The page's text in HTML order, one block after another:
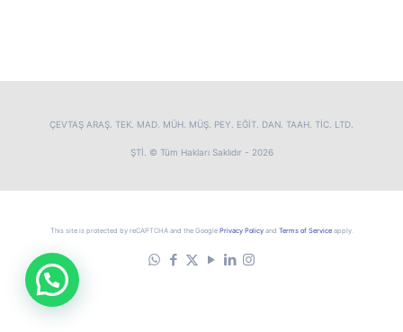
ÇEVTAŞ ARAŞ. TEK. MAD. MÜH. MÜŞ. PEY. EĞİT. DAN. TAAH. TİC. LTD.
ŞTİ. © Tüm Hakları Saklıdır - 2026
This site is protected by reCAPTCHA and the Google Privacy Policyand Terms of Serviceapply.